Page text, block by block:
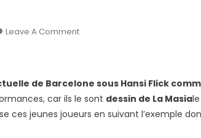
Leave A CommentOn
Sur
Son
Désir
de Barcelone sous Hansi Flick
car ils le sont dessin de La Masia
ces jeunes joueurs en suivant l’exemple